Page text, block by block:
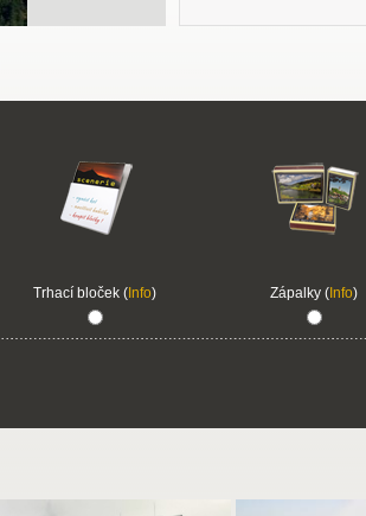
Trhací bloček ( Info) Zápalky ( Info)